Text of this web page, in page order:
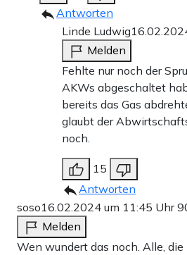
Antworten
Linde Ludwig
Melden
Fehlte nur noch der
AKWs abgeschaltet
bereits das Gas
glaubt der
noch.
15
Antworten
soso16.02.2024 um 11:45 Uhr
Melden
Wen wundert das noch. Alle,